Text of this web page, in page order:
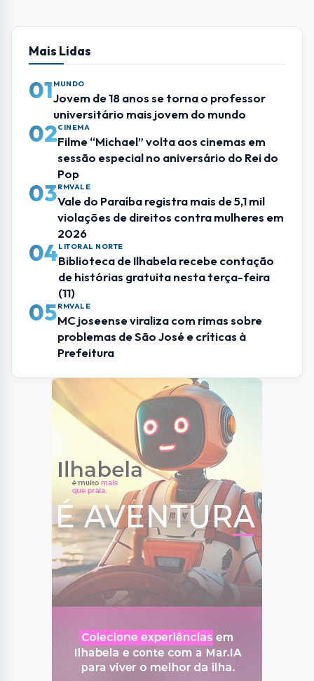
COMENTÁRIO *
ENVIAR COMENTÁRIO
Mais Lidas
01MUNDO
Jovem de 18 anos se torna o professor
universitário mais jovem do mundo
CINEMA
sessão especial no aniversário do Rei do
Pop
RMVALE
Vale do Paraíba registra mais de 5,1 mil
violações de direitos contra mulheres em
2026
LITORAL NORTE
Biblioteca de Ilhabela recebe contação
de histórias gratuita nesta terça-feira
(11)
05RMVALE
MC joseense viraliza com rimas sobre
problemas de São José e críticas à
Prefeitura